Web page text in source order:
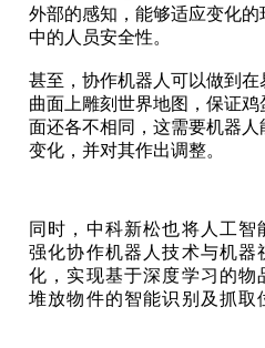
外部的感知，能够适应变化
中的人员安全性。
甚至，协作机器人可以做到在
曲面上雕刻世界地图，保证
面还各不相同，这需要机器
变化，并对其作出调整。
同时，中科新松也将人工智
强化协作机器人技术与机器
化，实现基于深度学习的物
堆放物件的智能识别及抓取